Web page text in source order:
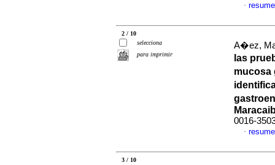
·
2 / 10
selecciona
para imprimir
A�ez,
las
0016-
·
3 / 10